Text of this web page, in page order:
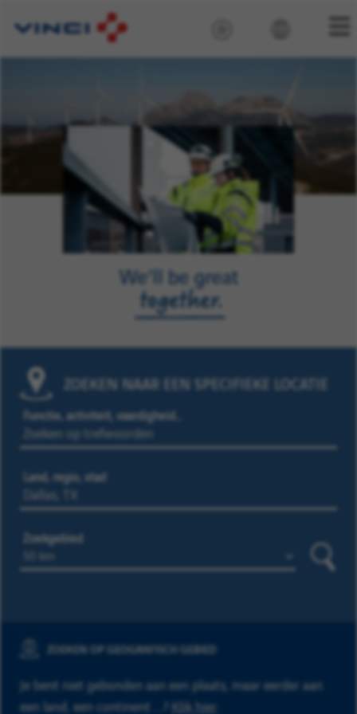
ZOEKEN NAAR EEN SPECIFIEKE LOCATIE
Functie, activiteit, vaardigheid…
Land, regio, stad
Zoekgebied
ZOEKEN OP GEOGRAFISCH GEBIED
Je bent niet gebonden aan een plaats, maar eerder aan
een land, een continent ...? Klik hier